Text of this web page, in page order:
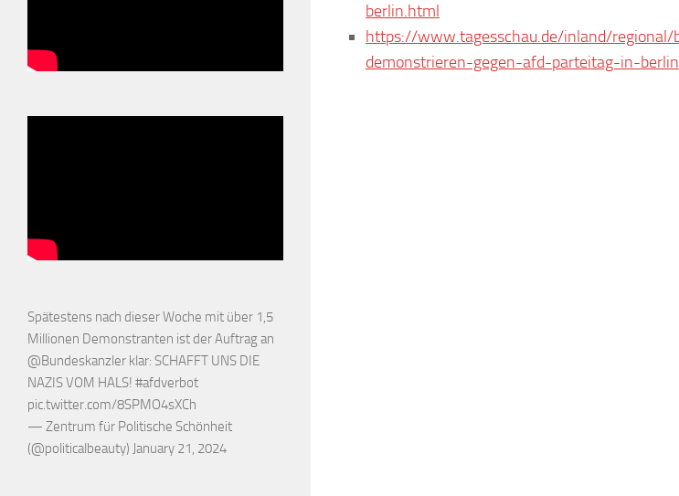
berlin.html
https://www.tagesschau.de/inland/
demonstrieren-gegen-afd-parteitag-in-
Spätestens nach dieser Woche mit über 1,5
Millionen Demonstranten ist der Auftrag an
@Bundeskanzler klar: SCHAFFT UNS DIE
NAZIS VOM HALS! #afdverbot
pic.twitter.com/8SPMO4sXCh
— Zentrum für Politische Schönheit
(@politicalbeauty) January 21, 2024